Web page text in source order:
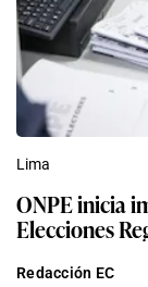
Lima
ONPE inicia
Elecciones
Redacción EC